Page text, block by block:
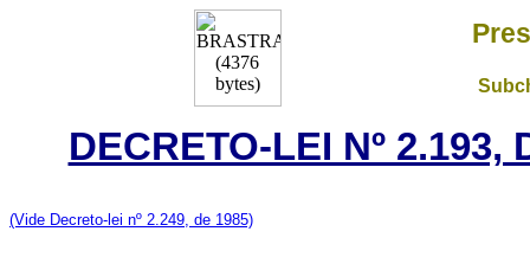
DECRETO-LEI Nº 2.193,
(Vide Decreto-lei nº 2.249, de 1985)